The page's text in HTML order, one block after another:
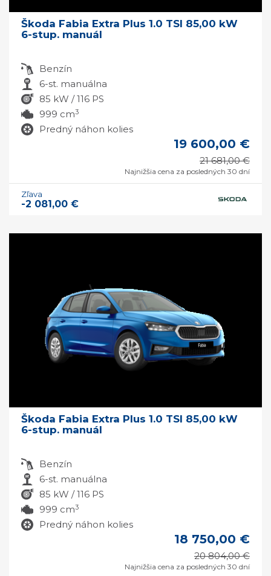
Škoda Fabia Extra Plus 1.0 TSI 85,00 kW
6-stup. manuál
Benzín
6-st. manuálna
85 kW / 116 PS
999 cm3
Predný náhon kolies
19 600,00 €
21 681,00 €
Najnižšia cena za posledných 30 dní
Zľava
-2 081,00 €
Škoda Fabia Extra Plus 1.0 TSI 85,00 kW
6-stup. manuál
Benzín
6-st. manuálna
85 kW / 116 PS
999 cm3
Predný náhon kolies
18 750,00 €
20 804,00 €
Najnižšia cena za posledných 30 dní